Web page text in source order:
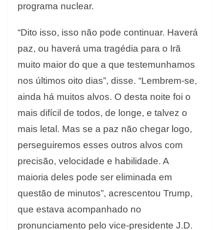
programa nuclear.
“Dito isso, isso não pode continuar. Haverá
paz, ou haverá uma tragédia para o Irã
muito maior do que a que testemunhamos
nos últimos oito dias”, disse. “Lembrem-se,
ainda há muitos alvos. O desta noite foi o
mais difícil de todos, de longe, e talvez o
mais letal. Mas se a paz não chegar logo,
perseguiremos esses outros alvos com
precisão, velocidade e habilidade. A
maioria deles pode ser eliminada em
questão de minutos”, acrescentou Trump,
que estava acompanhado no
pronunciamento pelo vice-presidente J.D.